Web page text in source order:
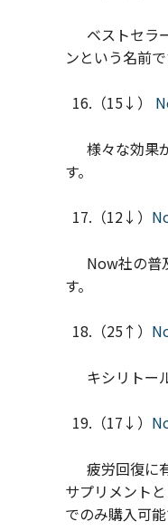
ベストセラ
ンという名前
16.（15↓）
様々な効果
す。
17.（12↓）
Now社の普
す。
18.（25↑）
キシリトール
19.（17↓）
疲労回復に
サプリメント
でのみ購入可能